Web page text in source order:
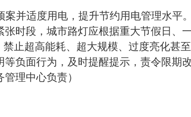
并适度用电，提升节约用电管理水平
时段，城市路灯应根据重大节假日、
禁止超高能耗、超大规模、过度亮化甚
负面行为，及时提醒提示，责令限期
管理中心负责）